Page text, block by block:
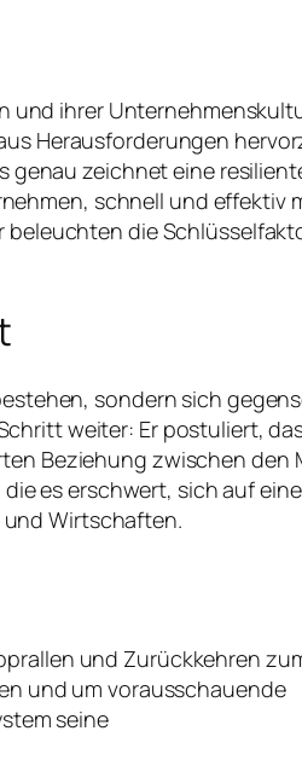
und ihrer
Herausforderungen
genau zeichnet eine
schnell und effektiv
beleuchten die
sondern sich
weiter: Er postuliert,
Beziehung zwischen den
es erschwert, sich auf eine
und Wirtschaften.
und Zurückkehren
und um vorausschauende
seine